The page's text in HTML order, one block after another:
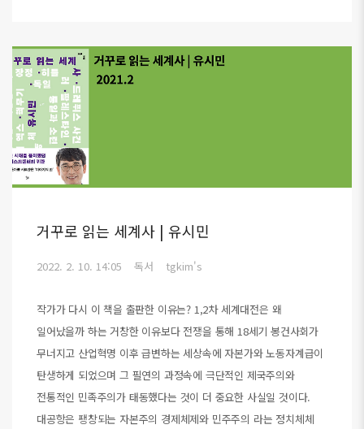
거꾸로 읽는 세계사 | 유시민
2022. 2. 10. 14:05 독서 tgkim's
작가가 다시 이 책을 출판한 이유는? 1,2차 세계대전은 왜
일어났을까 하는 거창한 이유보다 전쟁을 통해 18세기 봉건사회가
무너지고 산업혁명 이후 급변하는 세상속에 자본가와 노동자계급이
탄생하게 되었으며 그 필연의 과정속에 극단적인 제국주의와
전통적인 민족주의가 태동했다는 것이 더 중요한 사실일 것이다.
대공항은 팽창되는 자본주의 경제체제와 민주주의 라는 정치체체